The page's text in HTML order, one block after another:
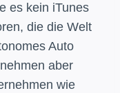
es kein iTunes
die die Welt
Auto
aber
wie